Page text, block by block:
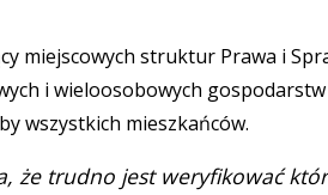
miejscowych struktur Prawa i
i wieloosobowych gospodarstw
wszystkich mieszkańców.
że trudno jest weryfikować